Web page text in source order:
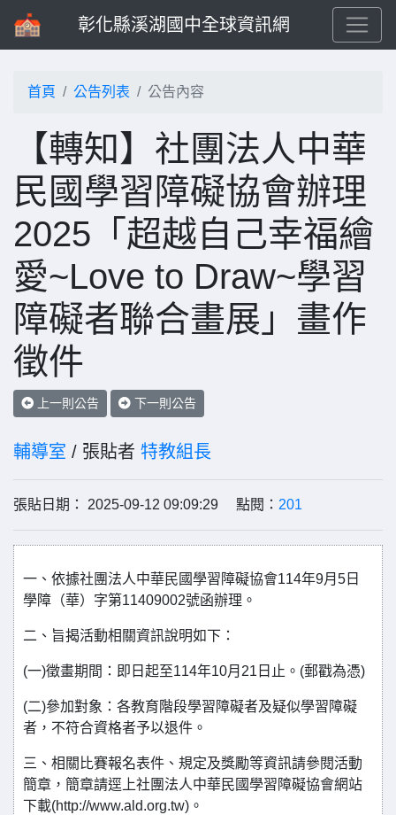
彰化縣溪湖國中全球資訊網
首頁 公告列表 公告內容
【轉知】社團法人中華
民國學習障礙協會辦理
2025「超越自己幸福繪
愛~Love to Draw~學習
障礙者聯合畫展」畫作
徵件
上一則公告 下一則公告
輔導室 / 張貼者 特教組長
張貼日期： 2025-09-12 09:09:29 點閱： 201
一、依據社團法人中華民國學習障礙協會114年9月5日
學障（華）字第11409002號函辦理。
二、旨揭活動相關資訊說明如下：
(一)徵畫期間：即日起至114年10月21日止。(郵戳為憑)
(二)參加對象：各教育階段學習障礙者及疑似學習障礙
者，不符合資格者予以退件。
三、相關比賽報名表件、規定及獎勵等資訊請參閱活動
簡章，簡章請逕上社團法人中華民國學習障礙協會網站
下載(http://www.ald.org.tw)。